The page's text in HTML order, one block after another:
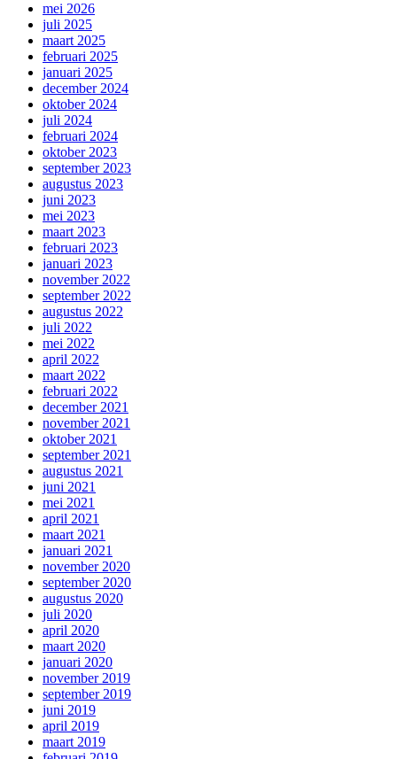
mei 2026
juli 2025
maart 2025
februari 2025
januari 2025
december 2024
oktober 2024
juli 2024
februari 2024
oktober 2023
september 2023
augustus 2023
juni 2023
mei 2023
maart 2023
februari 2023
januari 2023
november 2022
september 2022
augustus 2022
juli 2022
mei 2022
april 2022
maart 2022
februari 2022
december 2021
november 2021
oktober 2021
september 2021
augustus 2021
juni 2021
mei 2021
april 2021
maart 2021
januari 2021
november 2020
september 2020
augustus 2020
juli 2020
april 2020
maart 2020
januari 2020
november 2019
september 2019
juni 2019
april 2019
maart 2019